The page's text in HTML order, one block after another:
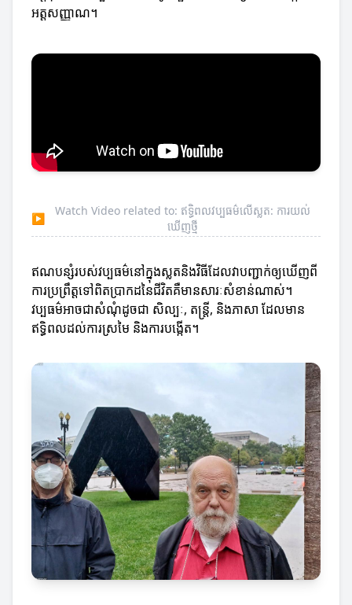
អត្តសញ្ញាណ។
▶
Watch Video related to: ឥទ្ធិពលវប្បធម៌លើស្លត: ការយល់
ឃើញថ្មី
ឥណបន្សំរបស់វប្បធម៌នៅក្នុងស្លតនិងវិធីដែលវាបញ្ជាក់ឲ្យឃើញពី
ការប្រព្រឹត្តទៅពិតប្រាកដនៃជីវិតគឺមានសារៈសំខាន់ណាស់។
វប្បធម៌អាចជាសំណុំដូចជា សិល្បៈ, តន្ត្រី, និងភាសា ដែលមាន
ឥទ្ធិពលដល់ការស្រមៃ និងការបង្កើត។